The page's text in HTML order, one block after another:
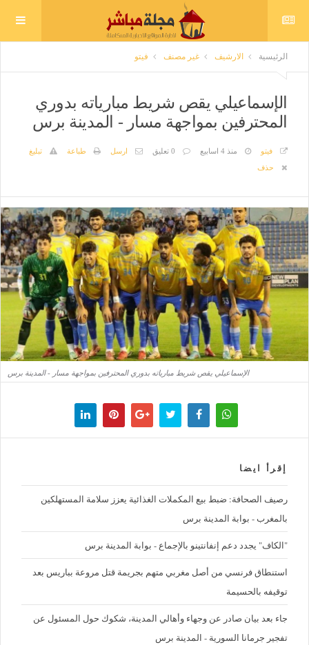
الرئيسية الارشيف غير مصنف فيتو
الإسماعيلي يقص شريط مبارياته بدوري
المحترفين بمواجهة مسار - المدينة برس
فيتو منذ 4 اسابيع 0 تعليق ارسل طباعة
تبليغ
حذف
الإسماعيلي يقص شريط مبارياته بدوري المحترفين بمواجهة مسار - المدينة برس
إقرأ ايضا
رصيف الصحافة: ضبط بيع المكملات الغذائية يعزز سلامة المستهلكين
بالمغرب - بوابة المدينة برس
"الكاف" يجدد دعم إنفانتينو بالإجماع - بوابة المدينة برس
استنطاق فرنسي من أصل مغربي متهم بجريمة قتل مروعة بباريس بعد
توقيفه بالحسيمة
جاء بعد بيان صادر عن وجهاء وأهالي المدينة، شكوك حول المسئول عن
تفجير جرمانا السورية - المدينة برس